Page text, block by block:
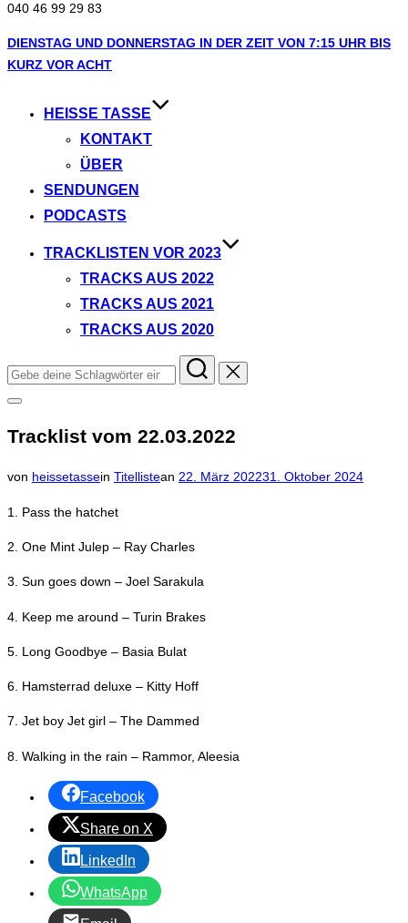
040 46 99 29 83
Zum
Inhalt
DIENSTAG UND DONNERSTAG IN DER ZEIT VON 7:15 UHR BIS
KURZ VOR ACHT
HEISSE TASSE
KONTAKT
ÜBER
SENDUNGEN
PODCASTS
TRACKLISTEN VOR 2023
TRACKS AUS 2022
TRACKS AUS 2021
TRACKS AUS 2020
Suchen
nach:
Seitenleiste
Navigation
Tracklist vom 22.03.2022
von heissetassein Titellistean Veröffentlicht
22. März 202231. Oktober 2024
1. Pass the hatchet
2. One Mint Julep – Ray Charles
3. Sun goes down – Joel Sarakula
4. Keep me around – Turin Brakes
5. Long Goodbye – Basia Bulat
6. Hamsterrad deluxe – Kitty Hoff
7. Jet boy Jet girl – The Dammed
8. Walking in the rain – Rammor, Aleesia
Facebook
Share on X
LinkedIn
WhatsApp